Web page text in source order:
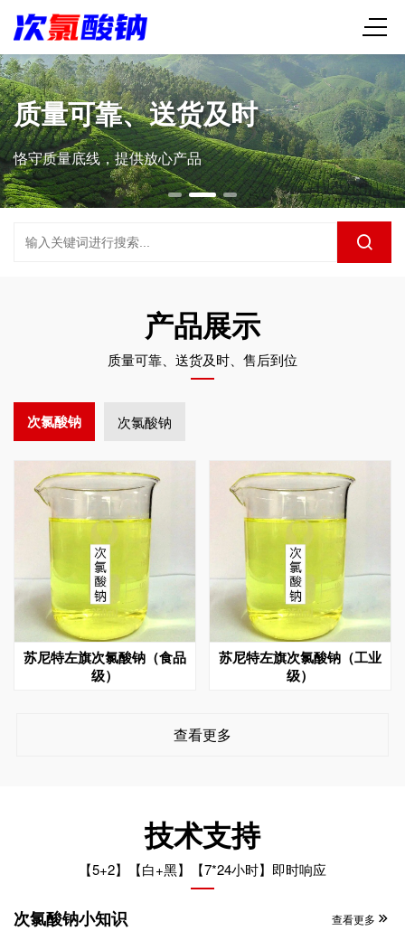
质量可靠、送货及时
恪守质量底线，提供放心产品
产品展示
质量可靠、送货及时、售后到位
次氯酸钠 次氯酸钠
苏尼特左旗次氯酸钠（食品
级）
苏尼特左旗次氯酸钠（工业
级）
查看更多
技术支持
【5+2】【白+黑】【7*24小时】即时响应
次氯酸钠小知识 查看更多